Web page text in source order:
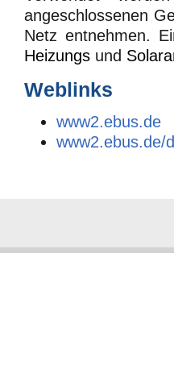
angeschlossenen
Netz entnehmen.
Heizungs und
Weblinks
www2.ebus.de
www2.ebus.de/